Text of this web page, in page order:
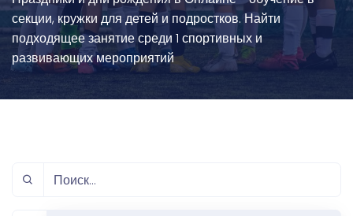
секции, кружки для детей и подростков. Найти
подходящее занятие среди 1 спортивных и
развивающих мероприятий